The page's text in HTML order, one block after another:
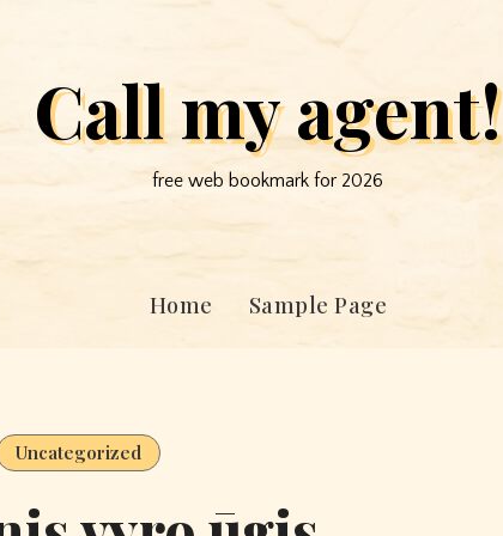
Call my agent!
free web bookmark for 2026
Home Sample Page
Uncategorized